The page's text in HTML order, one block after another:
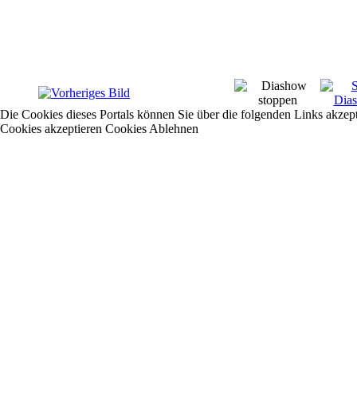
Die Cookies dieses Portals können Sie über die folgenden Links
Cookies akzeptieren Cookies Ablehnen